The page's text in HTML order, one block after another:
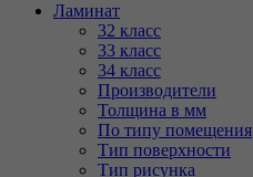
Ламинат
32 класс
33 класс
34 класс
Производители
Толщина в мм
По типу помещения
Тип поверхности
Тип рисунка